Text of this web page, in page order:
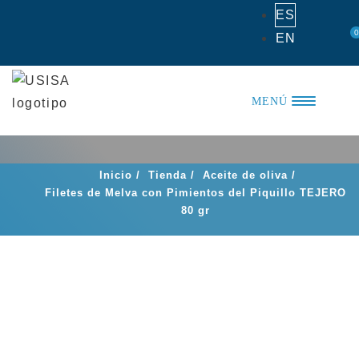
ES
EN
0
MENÚ
Inicio / Tienda / Aceite de oliva /
Filetes de Melva con Pimientos del Piquillo TEJERO
80 gr